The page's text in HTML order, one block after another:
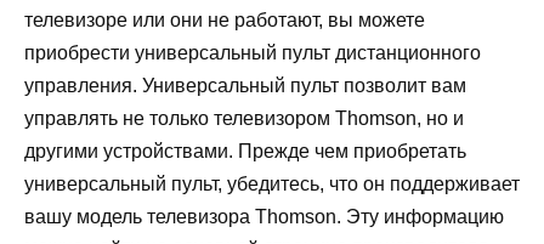
телевизоре или они не работают, вы можете
приобрести универсальный пульт дистанционного
управления. Универсальный пульт позволит вам
управлять не только телевизором Thomson, но и
другими устройствами. Прежде чем приобретать
универсальный пульт, убедитесь, что он поддерживает
вашу модель телевизора Thomson. Эту информацию